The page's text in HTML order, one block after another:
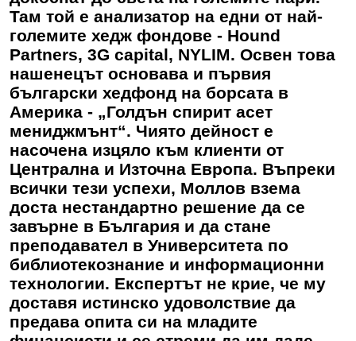
Там той е анализатор на едни от най-
големите хедж фондове - Hound
Partners, 3G capital, NYLIM. Освен това
нашенецът основава и първия
български хедфонд на борсата в
Америка - „Голдън спирит асет
мениджмънт“. Чиято дейност е
насочена изцяло към клиенти от
Централна и Източна Европа. Въпреки
всички тези успехи, Моллов взема
доста нестандартно решение да се
завърне в България и да стане
преподавател в Университета по
библиотекознание и информационни
технологии. Експертът не крие, че му
доставя истинско удоволствие да
предава опита си на младите